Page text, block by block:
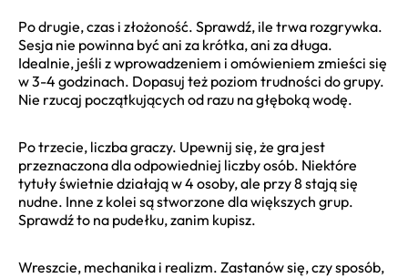
Po drugie, czas i złożoność. Sprawdź, ile trwa rozgrywka.
Sesja nie powinna być ani za krótka, ani za długa.
Idealnie, jeśli z wprowadzeniem i omówieniem zmieści się
w 3-4 godzinach. Dopasuj też poziom trudności do grupy.
Nie rzucaj początkujących od razu na głęboką wodę.
Po trzecie, liczba graczy. Upewnij się, że gra jest
przeznaczona dla odpowiedniej liczby osób. Niektóre
tytuły świetnie działają w 4 osoby, ale przy 8 stają się
nudne. Inne z kolei są stworzone dla większych grup.
Sprawdź to na pudełku, zanim kupisz.
Wreszcie, mechanika i realizm. Zastanów się, czy sposób,